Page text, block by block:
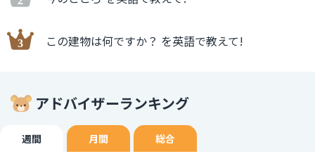
この建物は何ですか？ を英語で教えて!
アドバイザーランキング
週間 月間 総合